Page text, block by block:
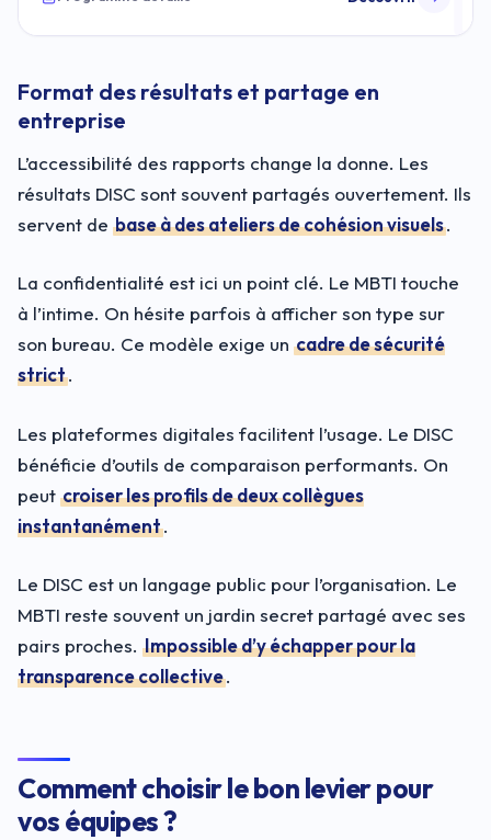
Format des résultats et partage en
entreprise
L’accessibilité des rapports change la donne. Les
résultats DISC sont souvent partagés ouvertement. Ils
servent de base à des ateliers de cohésion visuels.
La confidentialité est ici un point clé. Le MBTI touche
à l’intime. On hésite parfois à afficher son type sur
son bureau. Ce modèle exige un cadre de sécurité
strict.
Les plateformes digitales facilitent l’usage. Le DISC
bénéficie d’outils de comparaison performants. On
peut croiser les profils de deux collègues
instantanément.
Le DISC est un langage public pour l’organisation. Le
MBTI reste souvent un jardin secret partagé avec ses
pairs proches. Impossible d’y échapper pour la
transparence collective.
Comment choisir le bon levier pour
vos équipes ?